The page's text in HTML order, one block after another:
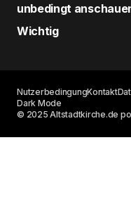
unbedingt
Wichtig
© 2025 Altstadtkirche.de
NutzerbedingungKontakt
Dark Mode